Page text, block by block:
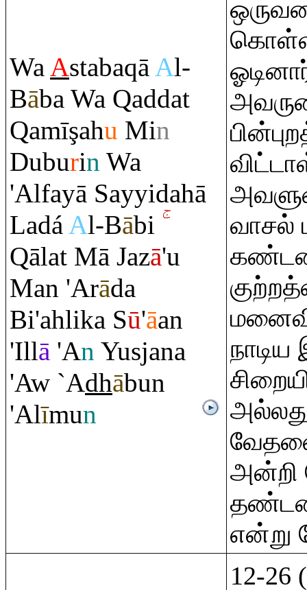
WaAstabaqāAl-
Bāba Wa Qaddat
Qamīşahu Min
Duburin Wa
'Alfayā Sayyidahā
LadáAl-Bābi
Qālat Mā Jazā'u
Man 'Arāda
Bi'ahlika Sū'āan
'Illā 'An Yusjana
'Aw `Adhābun
'Alīmun
கொள்ள
வாசல்
நாடிய
அன்றி
என்று
12-26